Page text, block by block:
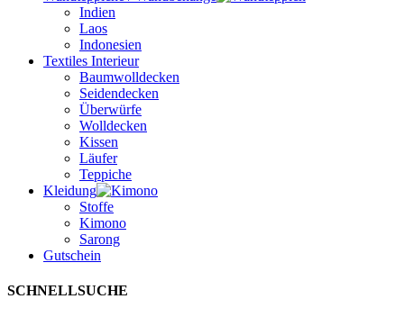
Indien
Laos
Indonesien
Textiles Interieur
Baumwolldecken
Seidendecken
Überwürfe
Wolldecken
Kissen
Läufer
Teppiche
Kleidung
Stoffe
Kimono
Sarong
Gutschein
SCHNELLSUCHE